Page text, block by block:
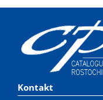
Kontakt